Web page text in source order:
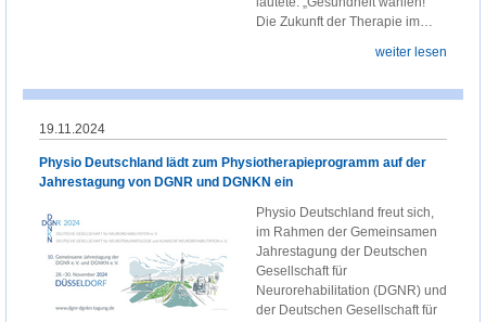
Die Zukunft der Therapie im…
weiter lesen
19.11.2024
Physio Deutschland lädt zum Physiotherapieprogramm auf der
Jahrestagung von DGNR und DGNKN ein
Physio Deutschland freut sich,
im Rahmen der Gemeinsamen
Jahrestagung der Deutschen
Gesellschaft für
Neurorehabilitation (DGNR) und
der Deutschen Gesellschaft für